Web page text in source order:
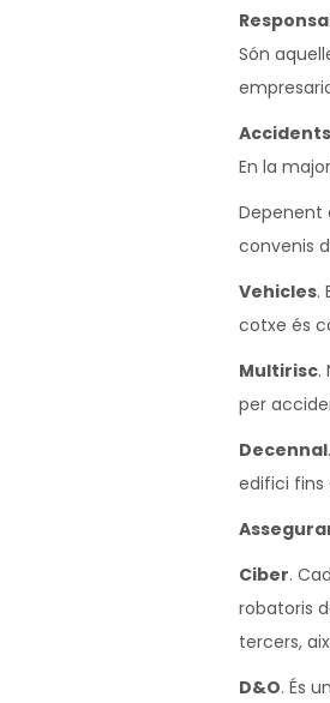
Són
Accidents
En la
Depenent
convenis
Vehicles.
cotxe és
Multirisc.
per
Decennal
edifici fins
Ciber.
robatoris
tercers,
D&O. És